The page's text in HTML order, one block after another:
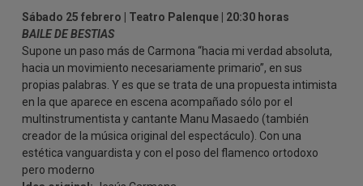
Sábado 25 febrero | Teatro Palenque | 20:30 horas
BAILE DE BESTIAS
Supone un paso más de Carmona “hacia mi verdad absoluta,
hacia un movimiento necesariamente primario”, en sus
propias palabras. Y es que se trata de una propuesta intimista
en la que aparece en escena acompañado sólo por el
multinstrumentista y cantante Manu Masaedo (también
creador de la música original del espectáculo). Con una
estética vanguardista y con el poso del flamenco ortodoxo
pero moderno